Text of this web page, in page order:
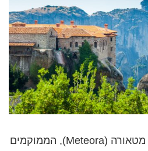
אחד מפלאי יוון הן מנזרי מטאורה (Meteora), הממוקמים